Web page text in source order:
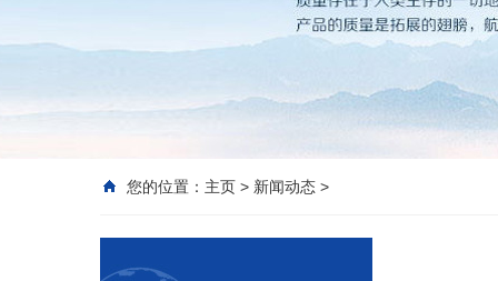
您的位置： 主页 > 新闻动态 >